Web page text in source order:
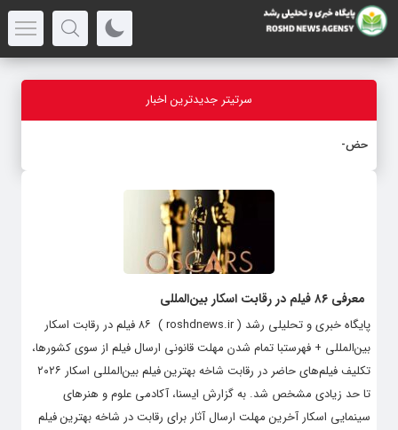
سرتیتر جدیدترین اخبار
حضور ۷۵
معرفی ۸۶ فیلم در رقابت اسکار بین‌المللی
پایگاه خبری و تحلیلی رشد ( roshdnews.ir ) ۸۶ فیلم در رقابت اسکار
بین‌المللی + فهرستبا تمام شدن مهلت قانونی ارسال فیلم از سوی کشورها،
تکلیف فیلم‌های حاضر در رقابت شاخه بهترین فیلم بین‌المللی اسکار ۲۰۲۶
تا حد زیادی مشخص شد. به گزارش ایسنا، آکادمی علوم و هنرهای
سینمایی اسکار آخرین مهلت ارسال آثار برای رقابت در شاخه بهترین فیلم